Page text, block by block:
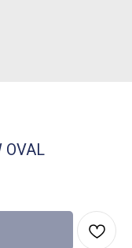
OVAL